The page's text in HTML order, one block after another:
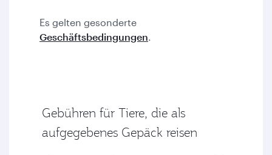
Es gelten gesonderte
Geschäftsbedingungen.
Gebühren für Tiere, die als
aufgegebenes Gepäck reisen